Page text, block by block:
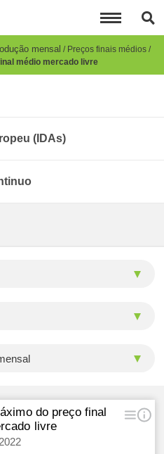
mensal
Preços finais médios
médio mercado livre
(IDAs)
do preço final
livre